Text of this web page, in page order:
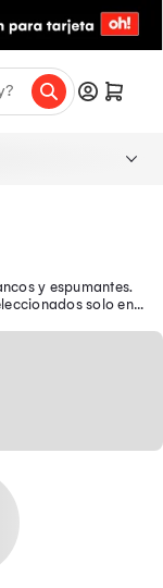
y espumantes.
solo en